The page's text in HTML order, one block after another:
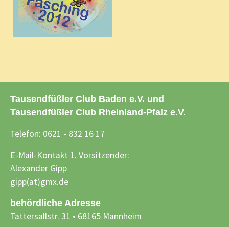
Tausendfüßler Club Baden e.V. und
Tausendfüßler Club Rheinland-Pfalz e.V.
Telefon: 0621 - 832 16 17
E-Mail-Kontakt 1. Vorsitzender:
Alexander Gipp
gipp(at)gmx.de
behördliche Adresse
Tattersallstr. 31 • 68165 Mannheim